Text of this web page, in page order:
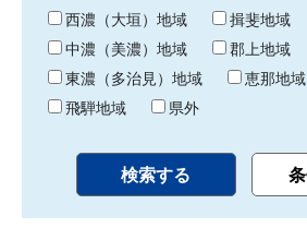
り 西濃（大垣）地域
揖斐地域
中濃（美濃）地域
郡上地域
東濃（多治見）地域
恵那地域
飛騨地域
県外